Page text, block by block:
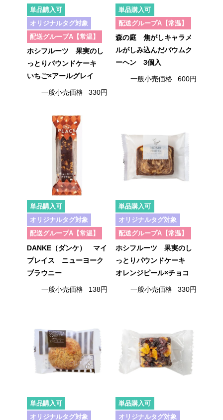
単品購入可
オリジナルタグ対象
配送グループA【常温】
ホシフルーツ 果実のし
っとりパウンドケーキ
いちご×アールグレイ
一般小売価格 330円
単品購入可
配送グループA【常温】
森の庭 焦がしキャラメ
ルがしみ込んだバウムク
ーヘン 3個入
一般小売価格 600円
単品購入可
オリジナルタグ対象
配送グループA【常温】
DANKE（ダンケ） マイ
プレイス ニューヨーク
ブラウニー
一般小売価格 138円
単品購入可
オリジナルタグ対象
配送グループA【常温】
ホシフルーツ 果実のし
っとりパウンドケーキ
オレンジピール×チョコ
一般小売価格 330円
単品購入可
オリジナルタグ対象
単品購入可
オリジナルタグ対象